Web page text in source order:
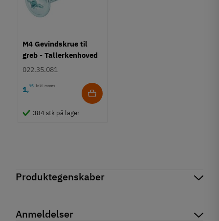
M4 Gevindskrue til
greb - Tallerkenhoved
- Krydskærv
022.35.081
1,15 Inkl. moms
384 stk på lager
Produktegenskaber
Produktinformation
Anmeldelser